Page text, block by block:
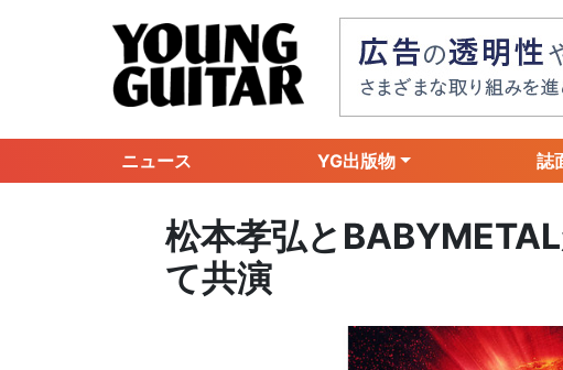
ニュース YG出版物 誌
松本孝弘と
て共演